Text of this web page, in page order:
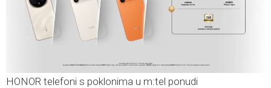
HONOR telefoni s poklonima u m:tel ponudi